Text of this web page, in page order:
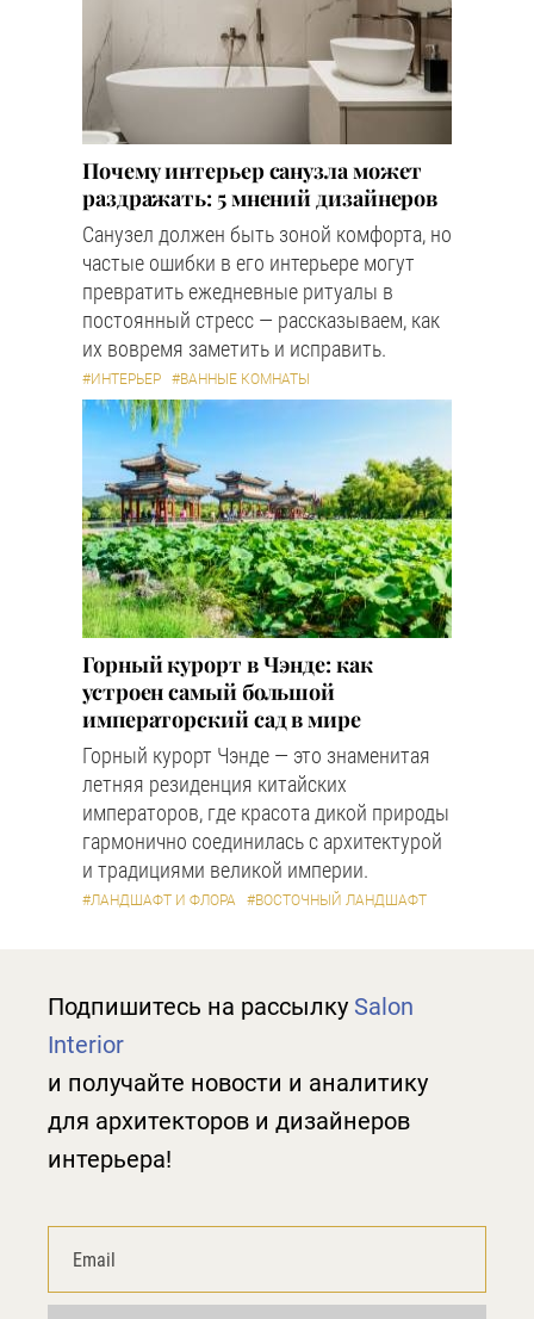
Почему интерьер санузла может
раздражать: 5 мнений дизайнеров
Санузел должен быть зоной комфорта, но
частые ошибки в его интерьере могут
превратить ежедневные ритуалы в
постоянный стресс — рассказываем, как
их вовремя заметить и исправить.
#ИНТЕРЬЕР #ВАННЫЕ КОМНАТЫ
Горный курорт в Чэнде: как
устроен самый большой
императорский сад в мире
Горный курорт Чэнде — это знаменитая
летняя резиденция китайских
императоров, где красота дикой природы
гармонично соединилась с архитектурой
и традициями великой империи.
#ЛАНДШАФТ И ФЛОРА #ВОСТОЧНЫЙ ЛАНДШАФТ
Подпишитесь на рассылку Salon
Interior
и получайте новости и аналитику
для архитекторов и дизайнеров
интерьера!